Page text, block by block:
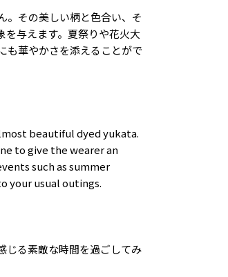
。その美しい柄と色合い、そ
を与えます。夏祭りや花火大
も華やかさを添えることがで
beautiful dyed yukata.
to give the wearer an
such as summer
your usual outings.
じる素敵な時間を過ごしてみ